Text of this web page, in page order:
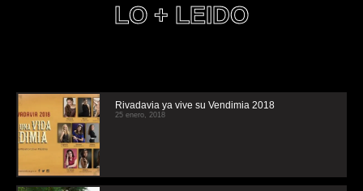
LO + LEIDO
Rivadavia ya vive su Vendimia 2018
25 enero, 2018